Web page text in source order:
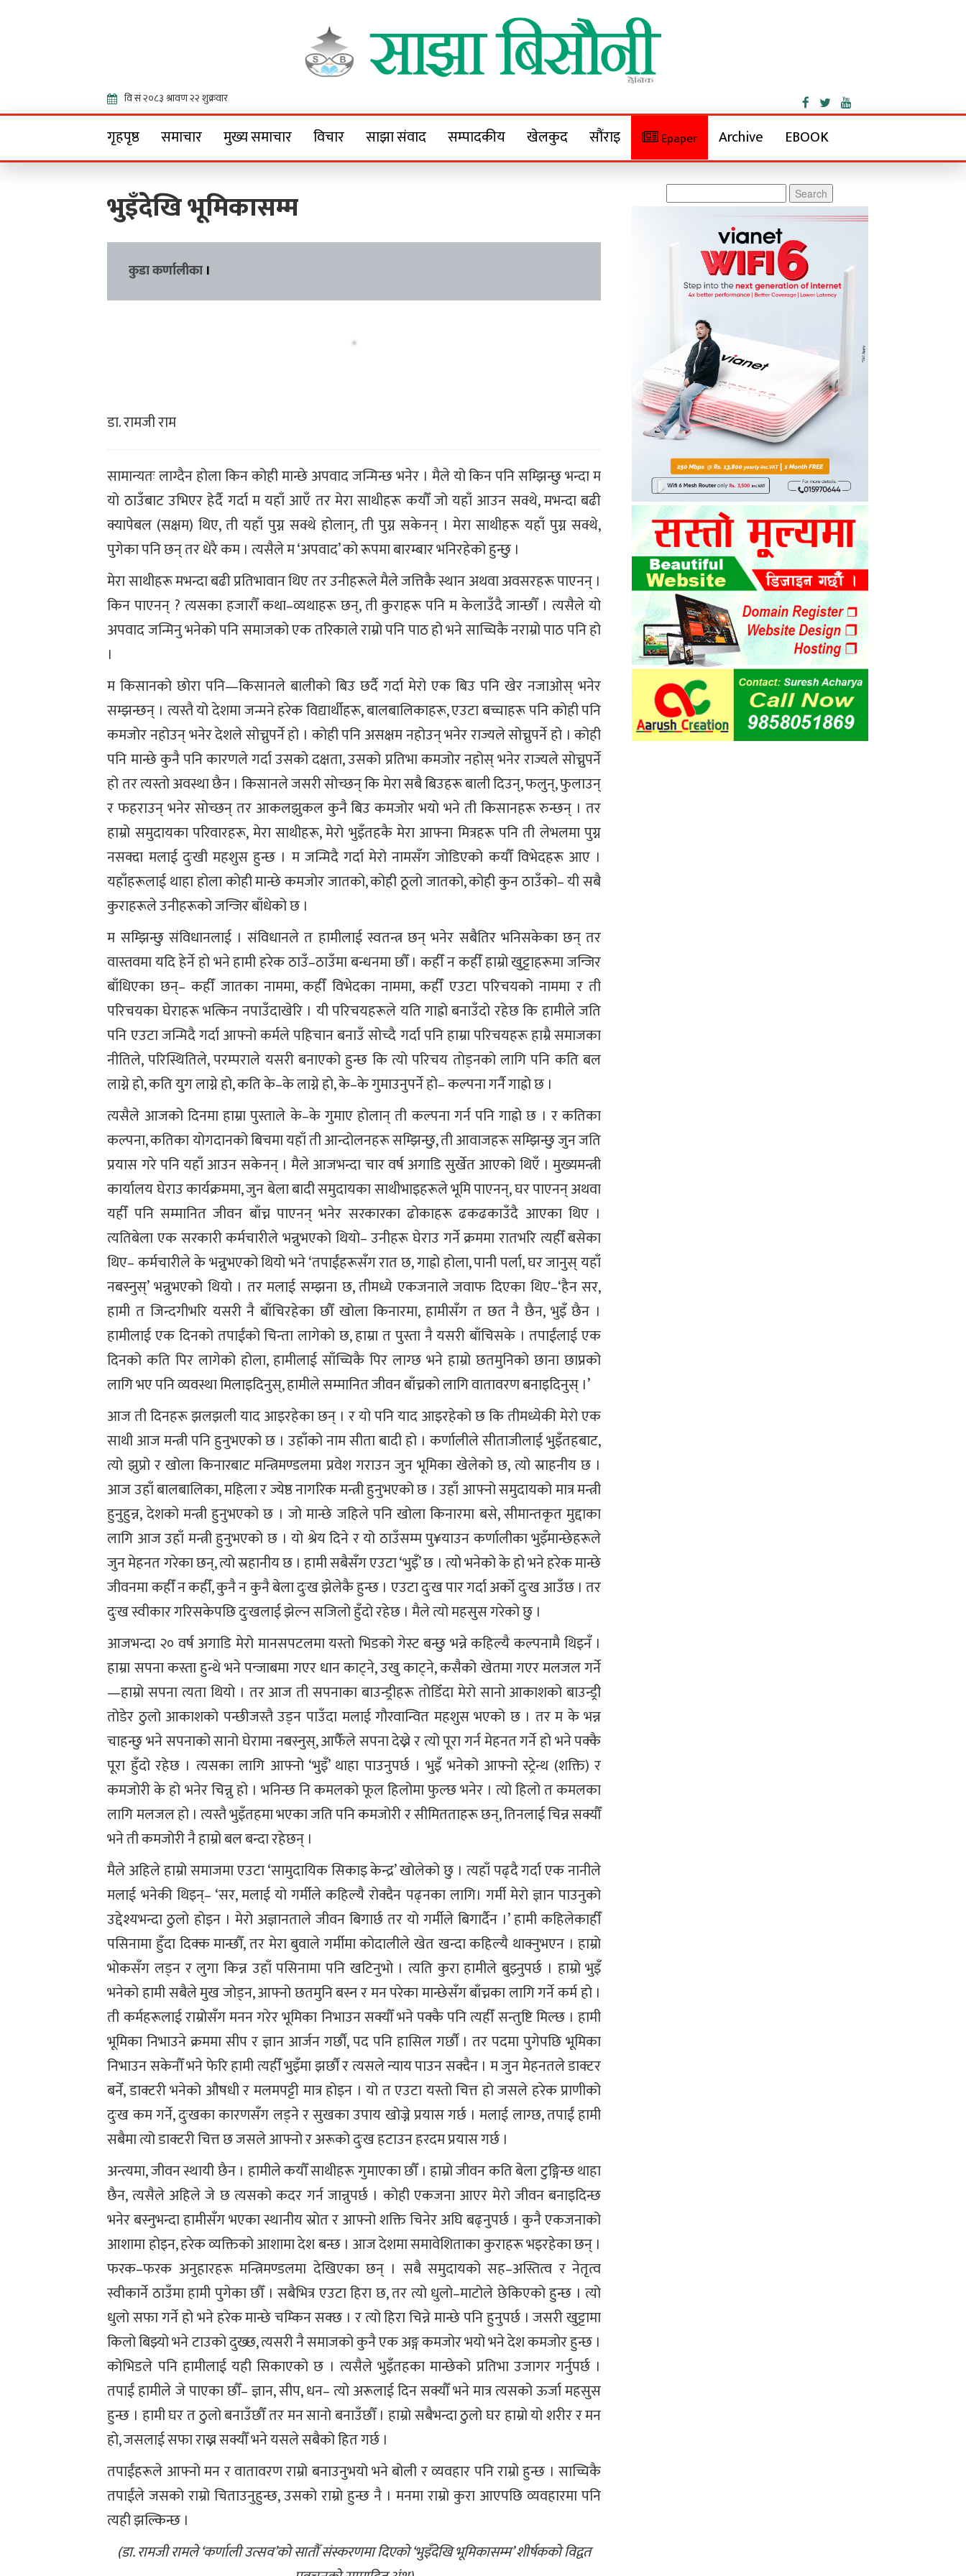
Sajha Bisaunee
गृहपृष्ठ समाचार मुख्य समाचार विचार साझा संवाद सम्पादकीय खेलकुद सौंराइ Epaper Archive EBOOK
भुइँदेखि भूमिकासम्म
कुडा कर्णालीका ।
डा. रामजी राम
सामान्यतः लाग्दैन होला किन कोही मान्छे अपवाद जन्मिन्छ भनेर । मैले यो किन पनि सम्झिन्छु भन्दा म
यो ठाउँबाट उभिएर हेर्दै गर्दा म यहाँ आएँ तर मेरा साथीहरू कयौँ जो यहाँ आउन सक्थे, मभन्दा बढी
क्यापेबल (सक्षम) थिए, ती यहाँ पुग्न सक्थे होलान्, ती पुग्न सकेनन् । मेरा साथीहरू यहाँ पुग्न सक्थे,
पुगेका पनि छन् तर धेरै कम । त्यसैले म ‘अपवाद’ को रूपमा बारम्बार भनिरहेको हुन्छु ।
मेरा साथीहरू मभन्दा बढी प्रतिभावान थिए तर उनीहरूले मैले जत्तिकै स्थान अथवा अवसरहरू पाएनन् ।
किन पाएनन् ? त्यसका हजारौँ कथा–व्यथाहरू छन्, ती कुराहरू पनि म केलाउँदै जान्छौँ । त्यसैले यो
अपवाद जन्मिनु भनेको पनि समाजको एक तरिकाले राम्रो पनि पाठ हो भने साच्चिकै नराम्रो पाठ पनि हो
।
म किसानको छोरा पनि—किसानले बालीको बिउ छर्दै गर्दा मेरो एक बिउ पनि खेर नजाओस् भनेर
सम्झन्छन् । त्यस्तै यो देशमा जन्मने हरेक विद्यार्थीहरू, बालबालिकाहरू, एउटा बच्चाहरू पनि कोही पनि
कमजोर नहोउन् भनेर देशले सोच्नुपर्ने हो । कोही पनि असक्षम नहोउन् भनेर राज्यले सोच्नुपर्ने हो । कोही
पनि मान्छे कुनै पनि कारणले गर्दा उसको दक्षता, उसको प्रतिभा कमजोर नहोस् भनेर राज्यले सोच्नुपर्ने
हो तर त्यस्तो अवस्था छैन । किसानले जसरी सोच्छन् कि मेरा सबै बिउहरू बाली दिउन्, फलुन्, फुलाउन्
र फहराउन् भनेर सोच्छन् तर आकलझुकल कुनै बिउ कमजोर भयो भने ती किसानहरू रुन्छन् । तर
हाम्रो समुदायका परिवारहरू, मेरा साथीहरू, मेरो भुइँतहकै मेरा आफ्ना मित्रहरू पनि ती लेभलमा पुग्न
नसक्दा मलाई दुःखी महशुस हुन्छ । म जन्मिदै गर्दा मेरो नामसँग जोडिएको कयौँ विभेदहरू आए ।
यहाँहरूलाई थाहा होला कोही मान्छे कमजोर जातको, कोही ठूलो जातको, कोही कुन ठाउँको– यी सबै
कुराहरूले उनीहरूको जन्जिर बाँधेको छ ।
म सम्झिन्छु संविधानलाई । संविधानले त हामीलाई स्वतन्त्र छन् भनेर सबैतिर भनिसकेका छन् तर
वास्तवमा यदि हेर्ने हो भने हामी हरेक ठाउँ–ठाउँमा बन्धनमा छौँ । कहीँ न कहीँ हाम्रो खुट्टाहरूमा जन्जिर
बाँधिएका छन्– कहीँ जातका नाममा, कहीँ विभेदका नाममा, कहीँ एउटा परिचयको नाममा र ती
परिचयका घेराहरू भत्किन नपाउँदाखेरि । यी परिचयहरूले यति गाह्रो बनाउँदो रहेछ कि हामीले जति
पनि एउटा जन्मिदै गर्दा आफ्नो कर्मले पहिचान बनाउँ सोच्दै गर्दा पनि हाम्रा परिचयहरू हाम्रै समाजका
नीतिले, परिस्थितिले, परम्पराले यसरी बनाएको हुन्छ कि त्यो परिचय तोड्नको लागि पनि कति बल
लाग्ने हो, कति युग लाग्ने हो, कति के–के लाग्ने हो, के–के गुमाउनुपर्ने हो– कल्पना गर्नै गाह्रो छ ।
त्यसैले आजको दिनमा हाम्रा पुस्ताले के–के गुमाए होलान् ती कल्पना गर्न पनि गाह्रो छ । र कतिका
कल्पना, कतिका योगदानको बिचमा यहाँ ती आन्दोलनहरू सम्झिन्छु, ती आवाजहरू सम्झिन्छु जुन जति
प्रयास गरे पनि यहाँ आउन सकेनन् । मैले आजभन्दा चार वर्ष अगाडि सुर्खेत आएको थिएँ । मुख्यमन्त्री
कार्यालय घेराउ कार्यक्रममा, जुन बेला बादी समुदायका साथीभाइहरूले भूमि पाएनन्, घर पाएनन् अथवा
यहीँ पनि सम्मानित जीवन बाँच्न पाएनन् भनेर सरकारका ढोकाहरू ढकढकाउँदै आएका थिए ।
त्यतिबेला एक सरकारी कर्मचारीले भन्नुभएको थियो– उनीहरू घेराउ गर्ने क्रममा रातभरि त्यहीँ बसेका
थिए– कर्मचारीले के भन्नुभएको थियो भने ‘तपाईंहरूसँग रात छ, गाह्रो होला, पानी पर्ला, घर जानुस् यहाँ
नबस्नुस्’ भन्नुभएको थियो । तर मलाई सम्झना छ, तीमध्ये एकजनाले जवाफ दिएका थिए–‘हैन सर,
हामी त जिन्दगीभरि यसरी नै बाँचिरहेका छौँ खोला किनारमा, हामीसँग त छत नै छैन, भुइँ छैन ।
हामीलाई एक दिनको तपाईंको चिन्ता लागेको छ, हाम्रा त पुस्ता नै यसरी बाँचिसके । तपाईंलाई एक
दिनको कति पिर लागेको होला, हामीलाई साँच्चिकै पिर लाग्छ भने हाम्रो छतमुनिको छाना छाप्नको
लागि भए पनि व्यवस्था मिलाइदिनुस्, हामीले सम्मानित जीवन बाँच्नको लागि वातावरण बनाइदिनुस् ।’
आज ती दिनहरू झलझली याद आइरहेका छन् । र यो पनि याद आइरहेको छ कि तीमध्येकी मेरो एक
साथी आज मन्त्री पनि हुनुभएको छ । उहाँको नाम सीता बादी हो । कर्णालीले सीताजीलाई भुइँतहबाट,
त्यो झुप्रो र खोला किनारबाट मन्त्रिमण्डलमा प्रवेश गराउन जुन भूमिका खेलेको छ, त्यो स्राहनीय छ ।
आज उहाँ बालबालिका, महिला र ज्येष्ठ नागरिक मन्त्री हुनुभएको छ । उहाँ आफ्नो समुदायको मात्र मन्त्री
हुनुहुन्न, देशको मन्त्री हुनुभएको छ । जो मान्छे जहिले पनि खोला किनारमा बसे, सीमान्तकृत मुद्दाका
लागि आज उहाँ मन्त्री हुनुभएको छ । यो श्रेय दिने र यो ठाउँसम्म पु¥याउन कर्णालीका भुइँमान्छेहरूले
जुन मेहनत गरेका छन्, त्यो स्रहानीय छ । हामी सबैसँग एउटा ‘भुइँ’ छ । त्यो भनेको के हो भने हरेक मान्छे
जीवनमा कहीँ न कहीँ, कुनै न कुनै बेला दुःख झेलेकै हुन्छ । एउटा दुःख पार गर्दा अर्को दुःख आउँछ । तर
दुःख स्वीकार गरिसकेपछि दुःखलाई झेल्न सजिलो हुँदो रहेछ । मैले त्यो महसुस गरेको छु ।
आजभन्दा २० वर्ष अगाडि मेरो मानसपटलमा यस्तो भिडको गेस्ट बन्छु भन्ने कहिल्यै कल्पनामै थिइनँ ।
हाम्रा सपना कस्ता हुन्थे भने पन्जाबमा गएर धान काट्ने, उखु काट्ने, कसैको खेतमा गएर मलजल गर्ने
—हाम्रो सपना त्यता थियो । तर आज ती सपनाका बाउन्ड्रीहरू तोडिँदा मेरो सानो आकाशको बाउन्ड्री
तोडेर ठुलो आकाशको पन्छीजस्तै उड्न पाउँदा मलाई गौरवान्वित महशुस भएको छ । तर म के भन्न
चाहन्छु भने सपनाको सानो घेरामा नबस्नुस्, आफैँले सपना देख्ने र त्यो पूरा गर्न मेहनत गर्ने हो भने पक्कै
पूरा हुँदो रहेछ । त्यसका लागि आफ्नो ‘भुइँ’ थाहा पाउनुपर्छ । भुइँ भनेको आफ्नो स्ट्रेन्थ (शक्ति) र
कमजोरी के हो भनेर चिन्नु हो । भनिन्छ नि कमलको फूल हिलोमा फुल्छ भनेर । त्यो हिलो त कमलका
लागि मलजल हो । त्यस्तै भुइँतहमा भएका जति पनि कमजोरी र सीमितताहरू छन्, तिनलाई चिन्न सक्यौँ
भने ती कमजोरी नै हाम्रो बल बन्दा रहेछन् ।
मैले अहिले हाम्रो समाजमा एउटा ‘सामुदायिक सिकाइ केन्द्र’ खोलेको छु । त्यहाँ पढ्दै गर्दा एक नानीले
मलाई भनेकी थिइन्– ‘सर, मलाई यो गर्मीले कहिल्यै रोक्दैन पढ्नका लागि। गर्मी मेरो ज्ञान पाउनुको
उद्देश्यभन्दा ठुलो होइन । मेरो अज्ञानताले जीवन बिगार्छ तर यो गर्मीले बिगार्दैन ।’ हामी कहिलेकाहीँ
पसिनामा हुँदा दिक्क मान्छौँ, तर मेरा बुवाले गर्मीमा कोदालीले खेत खन्दा कहिल्यै थाक्नुभएन । हाम्रो
भोकसँग लड्न र लुगा किन्न उहाँ पसिनामा पनि खटिनुभो । त्यति कुरा हामीले बुझ्नुपर्छ । हाम्रो भुइँ
भनेको हामी सबैले मुख जोड्न, आफ्नो छतमुनि बस्न र मन परेका मान्छेसँग बाँच्नका लागि गर्ने कर्म हो ।
ती कर्महरूलाई राम्रोसँग मनन गरेर भूमिका निभाउन सक्यौँ भने पक्कै पनि त्यहीँ सन्तुष्टि मिल्छ । हामी
भूमिका निभाउने क्रममा सीप र ज्ञान आर्जन गर्छौं, पद पनि हासिल गर्छौं । तर पदमा पुगेपछि भूमिका
निभाउन सकेनौँ भने फेरि हामी त्यहीँ भुइँमा झर्छौं र त्यसले न्याय पाउन सक्दैन । म जुन मेहनतले डाक्टर
बनेँ, डाक्टरी भनेको औषधी र मलमपट्टी मात्र होइन । यो त एउटा यस्तो चित्त हो जसले हरेक प्राणीको
दुःख कम गर्ने, दुःखका कारणसँग लड्ने र सुखका उपाय खोज्ने प्रयास गर्छ । मलाई लाग्छ, तपाईं हामी
सबैमा त्यो डाक्टरी चित्त छ जसले आफ्नो र अरूको दुःख हटाउन हरदम प्रयास गर्छ ।
अन्त्यमा, जीवन स्थायी छैन । हामीले कयौँ साथीहरू गुमाएका छौँ । हाम्रो जीवन कति बेला टुङ्गिन्छ थाहा
छैन, त्यसैले अहिले जे छ त्यसको कदर गर्न जान्नुपर्छ । कोही एकजना आएर मेरो जीवन बनाइदिन्छ
भनेर बस्नुभन्दा हामीसँग भएका स्थानीय स्रोत र आफ्नो शक्ति चिनेर अघि बढ्नुपर्छ । कुनै एकजनाको
आशामा होइन, हरेक व्यक्तिको आशामा देश बन्छ । आज देशमा समावेशिताका कुराहरू भइरहेका छन् ।
फरक–फरक अनुहारहरू मन्त्रिमण्डलमा देखिएका छन् । सबै समुदायको सह–अस्तित्व र नेतृत्व
स्वीकार्ने ठाउँमा हामी पुगेका छौँ । सबैभित्र एउटा हिरा छ, तर त्यो धुलो–माटोले छेकिएको हुन्छ । त्यो
धुलो सफा गर्ने हो भने हरेक मान्छे चम्किन सक्छ । र त्यो हिरा चिन्ने मान्छे पनि हुनुपर्छ । जसरी खुट्टामा
किलो बिझ्यो भने टाउको दुख्छ, त्यसरी नै समाजको कुनै एक अङ्ग कमजोर भयो भने देश कमजोर हुन्छ ।
कोभिडले पनि हामीलाई यही सिकाएको छ । त्यसैले भुइँतहका मान्छेको प्रतिभा उजागर गर्नुपर्छ ।
तपाईं हामीले जे पाएका छौँ– ज्ञान, सीप, धन– त्यो अरूलाई दिन सक्यौँ भने मात्र त्यसको ऊर्जा महसुस
हुन्छ । हामी घर त ठुलो बनाउँछौँ तर मन सानो बनाउँछौँ । हाम्रो सबैभन्दा ठुलो घर हाम्रो यो शरीर र मन
हो, जसलाई सफा राख्न सक्यौँ भने यसले सबैको हित गर्छ ।
तपाईंहरूले आफ्नो मन र वातावरण राम्रो बनाउनुभयो भने बोली र व्यवहार पनि राम्रो हुन्छ । साच्चिकै
तपाईंले जसको राम्रो चिताउनुहुन्छ, उसको राम्रो हुन्छ नै । मनमा राम्रो कुरा आएपछि व्यवहारमा पनि
त्यही झल्किन्छ ।
(डा. रामजी रामले ‘कर्णाली उत्सव’को सातौँ संस्करणमा दिएको ‘भुइँदेखि भूमिकासम्म’ शीर्षकको विद्वत
for: